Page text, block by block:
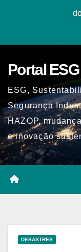
Portal
ESG,
Segurança
HAZOP,
e inovação
DESASTRES